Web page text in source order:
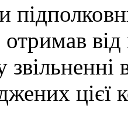
отримав
цієї